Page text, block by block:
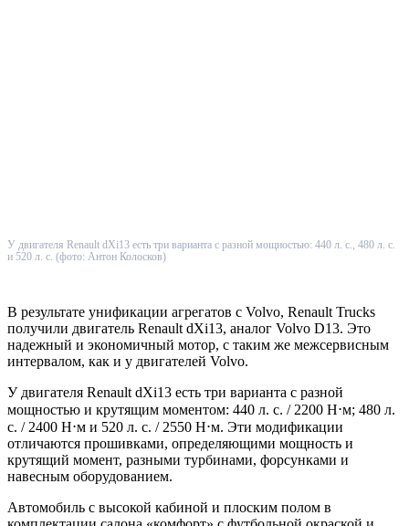
У двигателя Renault dXi13 есть три варианта с разной мощностью: 440 л. с., 480 л. с.
и 520 л. с. (фото: Антон Колосков)
В результате унификации агрегатов с Volvo, Renault Trucks
получили двигатель Renault dXi13, аналог Volvo D13. Это
надежный и экономичный мотор, с таким же межсервисным
интервалом, как и у двигателей Volvo.
У двигателя Renault dXi13 есть три варианта с разной
мощностью и крутящим моментом: 440 л. с. / 2200 Н⋅м; 480 л.
с. / 2400 Н⋅м и 520 л. с. / 2550 Н⋅м. Эти модификации
отличаются прошивками, определяющими мощность и
крутящий момент, разными турбинами, форсунками и
навесным оборудованием.
Автомобиль с высокой кабиной и плоским полом в